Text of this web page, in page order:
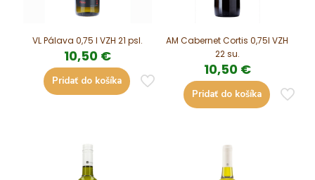
VL Pálava 0,75 l VZH 21 psl.
10,50 €
Pridať do košíka
AM Cabernet Cortis 0,75l VZH
22 su.
10,50 €
Pridať do košíka